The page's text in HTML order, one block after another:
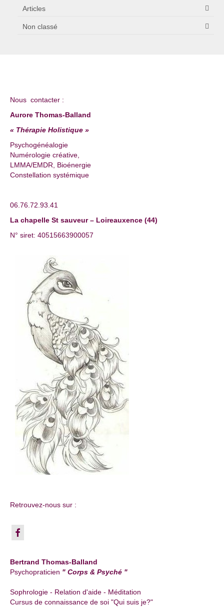
Articles
Non classé
Nous contacter :
Aurore Thomas-Balland
« Thérapie Holistique »
Psychogénéalogie
Numérologie créative,
LMMA/EMDR, Bioénergie
Constellation systémique
06.76.72.93.41
La chapelle St sauveur – Loireauxence (44)
N° siret: 40515663900057
Retrouvez-nous sur :
Bertrand Thomas-Balland
Psychopraticien " Corps & Psyché "
Sophrologie - Relation d'aide - Méditation
Cursus de connaissance de soi "Qui suis je?"